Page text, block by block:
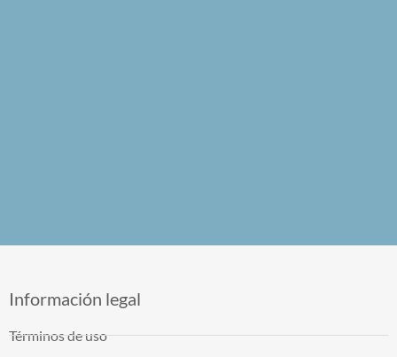
Información legal
Términos de uso